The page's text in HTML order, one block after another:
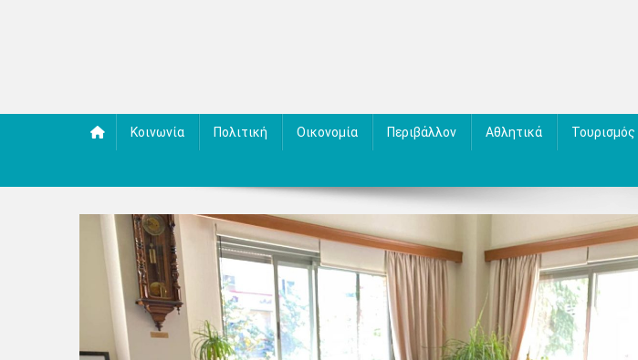
Κοινωνία Πολιτική Οικονομία Περιβάλλον Αθλητικά Τουρισμός